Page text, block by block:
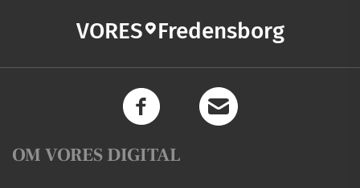
VORES Fredensborg
OM VORES DIGITAL